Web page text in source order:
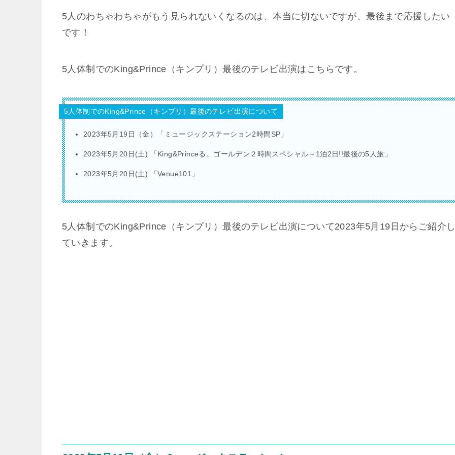
5人のわちゃわちゃがもう見られないくなるのは、本当に切ないですが、最後まで応援したい
です！
5人体制でのKing&Prince（キンプリ）最後のテレビ出演はこちらです。
5人体制でのKing&Prince（キンプリ）最後のテレビ出演について
2023年5月19日（金）「ミュージックステーション2時間SP」
2023年5月20日(土) 「King&Princeる。ゴールデン２時間スペシャル～1泊2日!!最後の5人旅」
2023年5月20日(土) 「Venue101」
5人体制でのKing&Prince（キンプリ）最後のテレビ出演について2023年5月19日からご紹介
ていきます。